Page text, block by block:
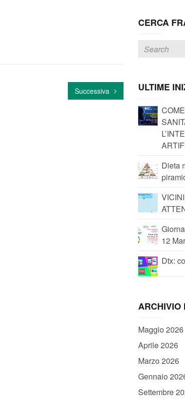
Successiva
CERCA
ULTIME
Dieta
12
Dtx:
ARCHIVIO
Maggio 2026
Aprile 2026
Marzo 2026
Gennaio
Settembre